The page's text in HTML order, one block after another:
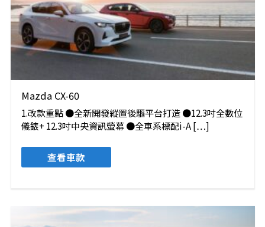
Mazda CX-60
1.改款重點 ●全新開發縱置後驅平台打造 ●12.3吋全數位
儀錶+ 12.3吋中央資訊螢幕 ●全車系標配i-A […]
查看車款